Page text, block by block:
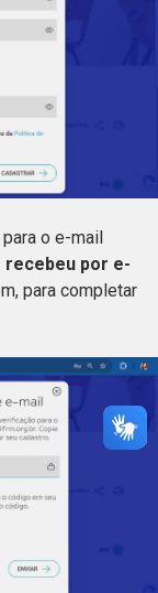
o e-mail
recebeu por e-
para completar